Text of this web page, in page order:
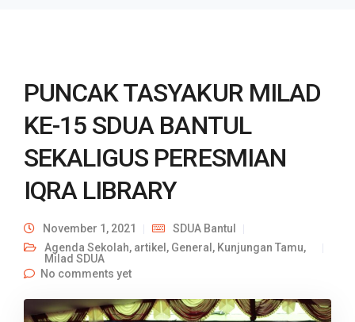
PUNCAK TASYAKUR MILAD
KE-15 SDUA BANTUL
SEKALIGUS PERESMIAN
IQRA LIBRARY
November 1, 2021
SDUA Bantul
Agenda Sekolah, artikel , General , Kunjungan Tamu,
Milad SDUA
No comments yet